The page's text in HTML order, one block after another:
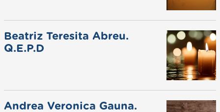
Beatriz Teresita Abreu.
Q.E.P.D
Andrea Veronica Gauna.